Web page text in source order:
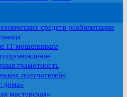
средств реабилитации
IT-мошенникам
грамотность
получателей»
дома»
мастерская»